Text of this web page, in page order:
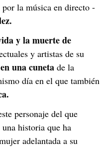
por la música en directo -
y la muerte de
y artistas de su
una cuneta de la
día en el que también
personaje del que
una historia que ha
adelantada a su